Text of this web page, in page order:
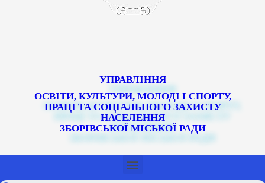
УПРАВЛІННЯ
ОСВІТИ, КУЛЬТУРИ, МОЛОДІ І СПОРТУ,
ПРАЦІ ТА СОЦІАЛЬНОГО ЗАХИСТУ
НАСЕЛЕННЯ
ЗБОРІВСЬКОЇ МІСЬКОЇ РАДИ